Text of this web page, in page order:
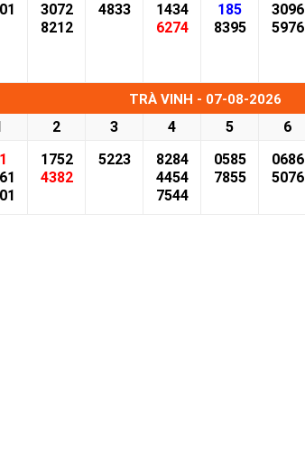
3072
8212
4833
1434
6274
185
8395
3096
5976
TRÀ VINH - 07-08-2026
2 3 4 5 6
1752
4382
5223
8284
4454
7544
0585
7855
0686
5076